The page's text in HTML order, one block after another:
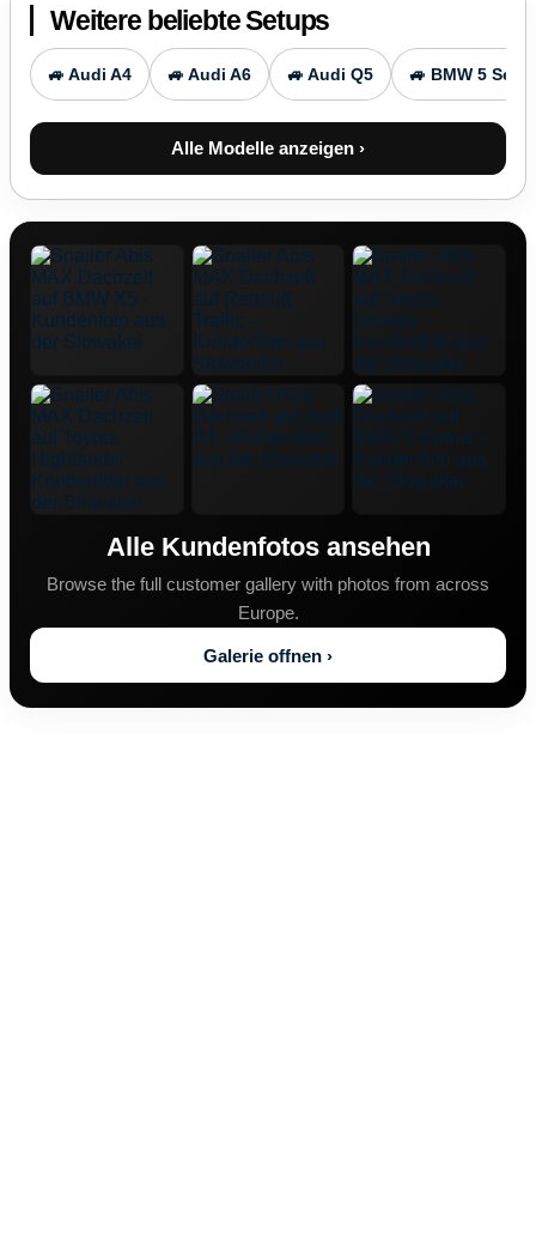
Weitere beliebte Setups
🚙 Audi A4 🚙 Audi A6 🚙 Audi Q5 🚙 BMW 5
Alle Modelle anzeigen ›
Alle Kundenfotos ansehen
Browse the full customer gallery with photos from across
Europe.
Galerie offnen ›